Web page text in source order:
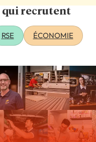
qui recrutent
RSE ÉCONOMIE